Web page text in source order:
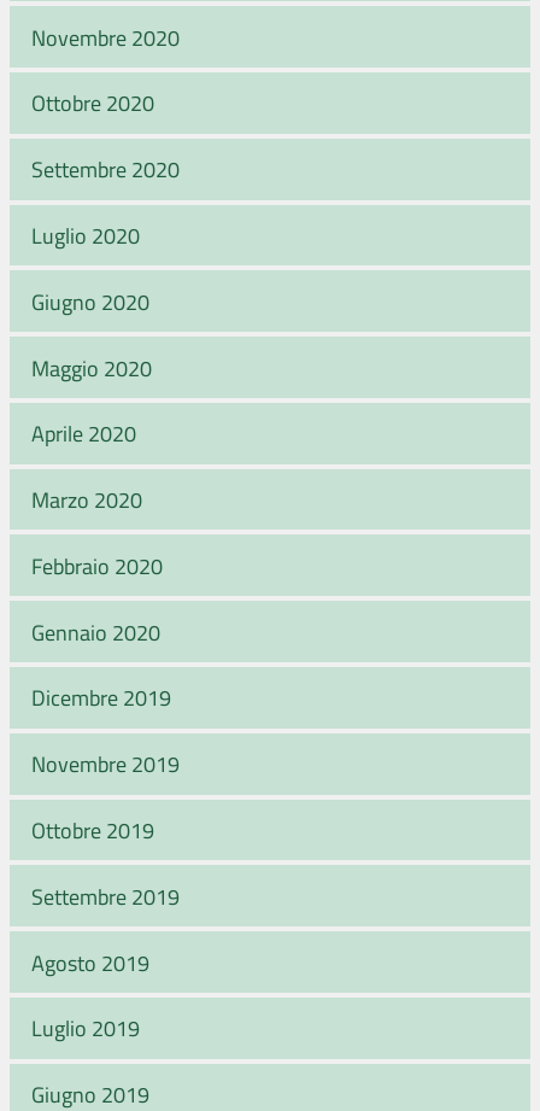
Novembre 2020
Ottobre 2020
Settembre 2020
Luglio 2020
Giugno 2020
Maggio 2020
Aprile 2020
Marzo 2020
Febbraio 2020
Gennaio 2020
Dicembre 2019
Novembre 2019
Ottobre 2019
Settembre 2019
Agosto 2019
Luglio 2019
Giugno 2019